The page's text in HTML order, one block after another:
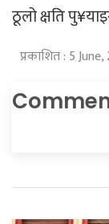
ठूलो क्षति
प्रकाशित : 5